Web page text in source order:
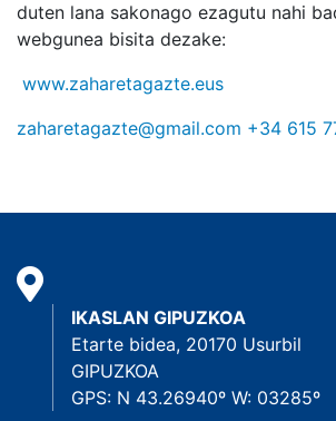
duten lana sakonago ezagutu nahi
webgunea bisita dezake:
www.zaharetagazte.eus
zaharetagazte@gmail.com +34 615
IKASLAN GIPUZKOA
Etarte bidea, 20170 Usurbil
GIPUZKOA
GPS: N 43.26940º W: 03285º